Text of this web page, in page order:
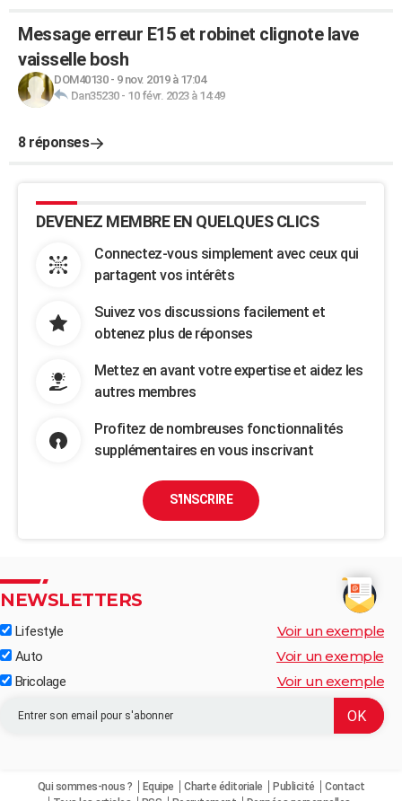
Message erreur E15 et robinet clignote lave
vaisselle bosh
DOM40130- 9 nov. 2019 à 17:04
Dan35230- 10 févr. 2023 à 14:49
8 réponses
DEVENEZ MEMBRE EN QUELQUES CLICS
Connectez-vous simplement avec ceux qui
partagent vos intérêts
Suivez vos discussions facilement et
obtenez plus de réponses
Mettez en avant votre expertise et aidez les
autres membres
Profitez de nombreuses fonctionnalités
supplémentaires en vous inscrivant
S'INSCRIRE
NEWSLETTERS
Lifestyle Voir un exemple
Auto Voir un exemple
Bricolage Voir un exemple
Qui sommes-nous ? Equipe Charte éditoriale Publicité
Contact